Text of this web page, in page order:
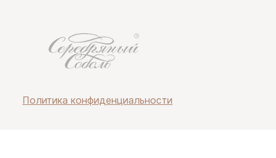
Политика конфиденциальности